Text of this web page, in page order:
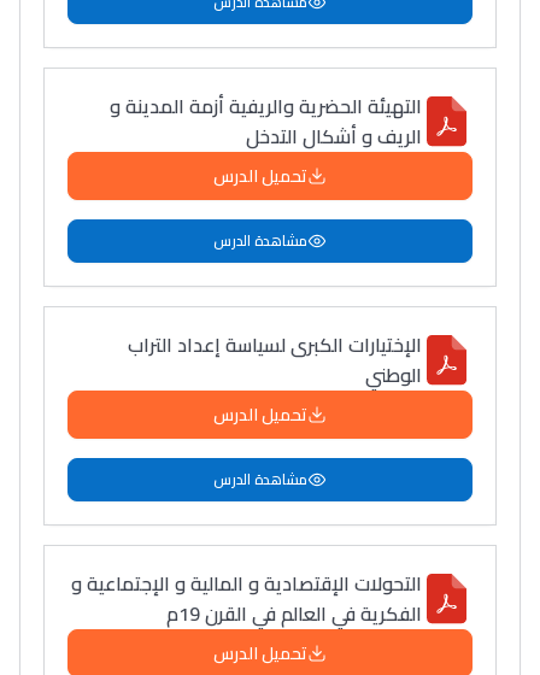
التهيئة الحضرية والريفية أزمة المدينة و
الريف و أشكال التدخل
تحميل الدرس
مشاهدة الدرس
الإختيارات الكبرى لسياسة إعداد التراب
الوطني
تحميل الدرس
مشاهدة الدرس
التحولات الإقتصادية و المالية و الإجتماعية و
الفكرية في العالم في القرن 19م
تحميل الدرس